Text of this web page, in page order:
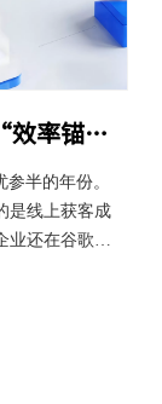
Bing是B2B出海2026年该抢的“效率锚点”
半的年份。
是线上获客成
业还在谷歌的
关注海外营
平台投放”的